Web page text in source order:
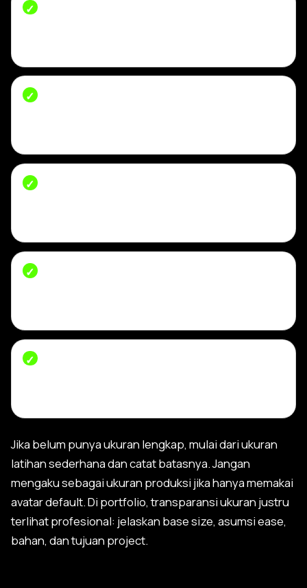
Jika belum punya ukuran lengkap, mulai dari ukuran
latihan sederhana dan catat batasnya. Jangan
mengaku sebagai ukuran produksi jika hanya memakai
avatar default. Di portfolio, transparansi ukuran justru
terlihat profesional: jelaskan base size, asumsi ease,
bahan, dan tujuan project.